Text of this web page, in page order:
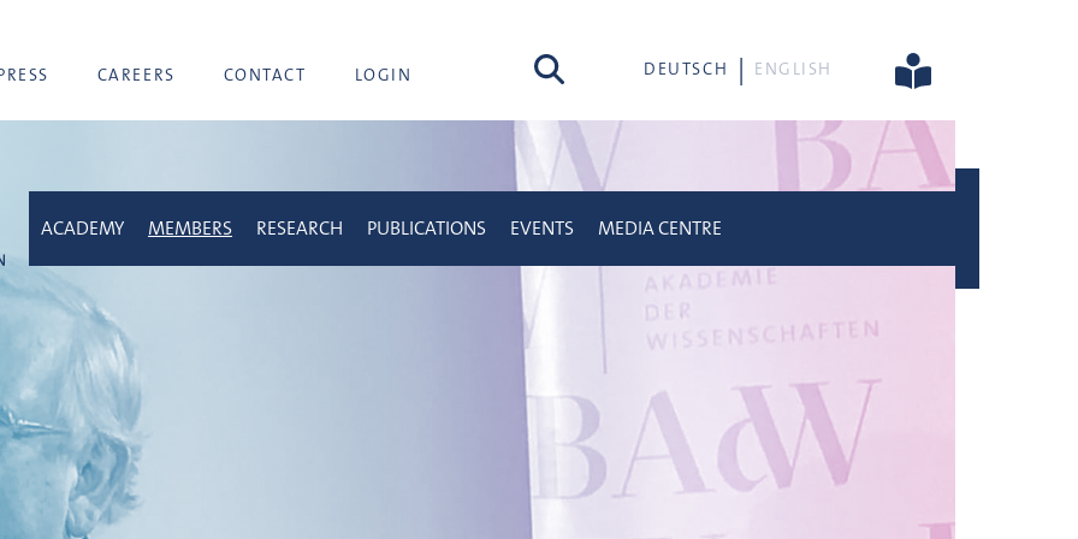
CAREERS CONTACT LOGIN search DEUTSCH ENGLISH
ACADEMY MEMBERS RESEARCH PUBLICATIONS EVENTS MEDIA CENTRE